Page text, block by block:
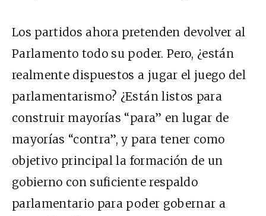
Los partidos ahora pretenden devolver al
Parlamento todo su poder. Pero, ¿están
realmente dispuestos a jugar el juego del
parlamentarismo? ¿Están listos para
construir mayorías “para” en lugar de
mayorías “contra”, y para tener como
objetivo principal la formación de un
gobierno con suficiente respaldo
parlamentario para poder gobernar a